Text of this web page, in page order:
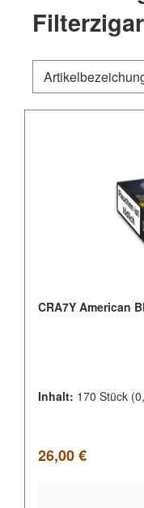
CRA7Y American
Inhalt: 170 Stück
Regulärer Preis:
26,00 €